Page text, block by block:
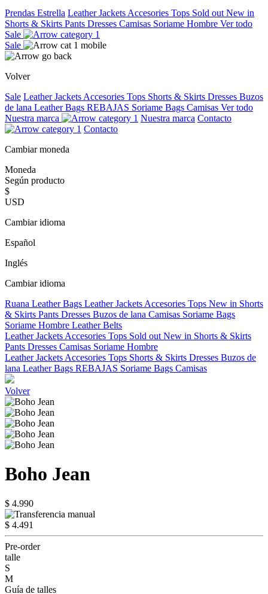
Prendas Estrella Leather Jackets Accesories Tops Sold out New in
Shorts & Skirts Pants Dresses Camisas Soriame Hombre Ver todo
Sale
Sale
Volver
Sale Leather Jackets Accesories Tops Shorts & Skirts Dresses Buzos
de lana Leather Bags REBAJAS Soriame Bags Camisas Ver todo
Nuestra marca
Nuestra marca Contacto
Contacto
Cambiar moneda
Moneda
Según producto
$
USD
Cambiar idioma
Español
Inglés
Cambiar idioma
Ruana Leather Bags Leather Jackets Accesories Tops New in Shorts
& Skirts Pants Dresses Buzos de lana Camisas Soriame Bags
Soriame Hombre Leather Belts
Leather Jackets Accesories Tops Sold out New in Shorts & Skirts
Pants Dresses Camisas Soriame Hombre
Leather Jackets Accesories Tops Shorts & Skirts Dresses Buzos de
lana Leather Bags REBAJAS Soriame Bags Camisas
Volver
Boho Jean
$ 4.990
$ 4.491
Pre-order
talle
S
M
Guía de talles